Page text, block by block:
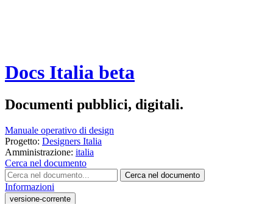
Docs Italia beta
Documenti pubblici, digitali.
Manuale operativo di design
Progetto: Designers Italia
Amministrazione: italia
Cerca nel documento
Cerca nel documento
Informazioni
versione-corrente